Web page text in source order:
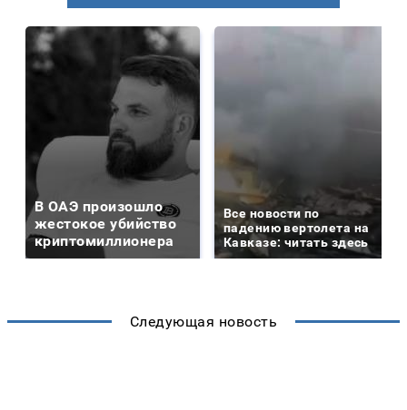
В ОАЭ произошло
жестокое убийство
криптомиллионера
Все новости по
падению вертолета на
Кавказе: читать здесь
Следующая новость